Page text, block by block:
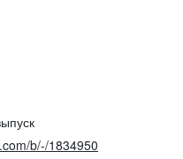
b/-/1834950